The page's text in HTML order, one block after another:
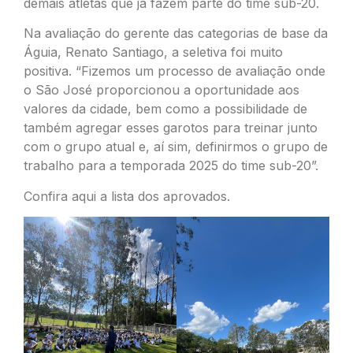
Na avaliação do gerente das categorias de base da
Águia, Renato Santiago, a seletiva foi muito
positiva. “Fizemos um processo de avaliação onde
o São José proporcionou a oportunidade aos
valores da cidade, bem como a possibilidade de
também agregar esses garotos para treinar junto
com o grupo atual e, aí sim, definirmos o grupo de
trabalho para a temporada 2025 do time sub-20”.
Confira aqui a lista dos aprovados.